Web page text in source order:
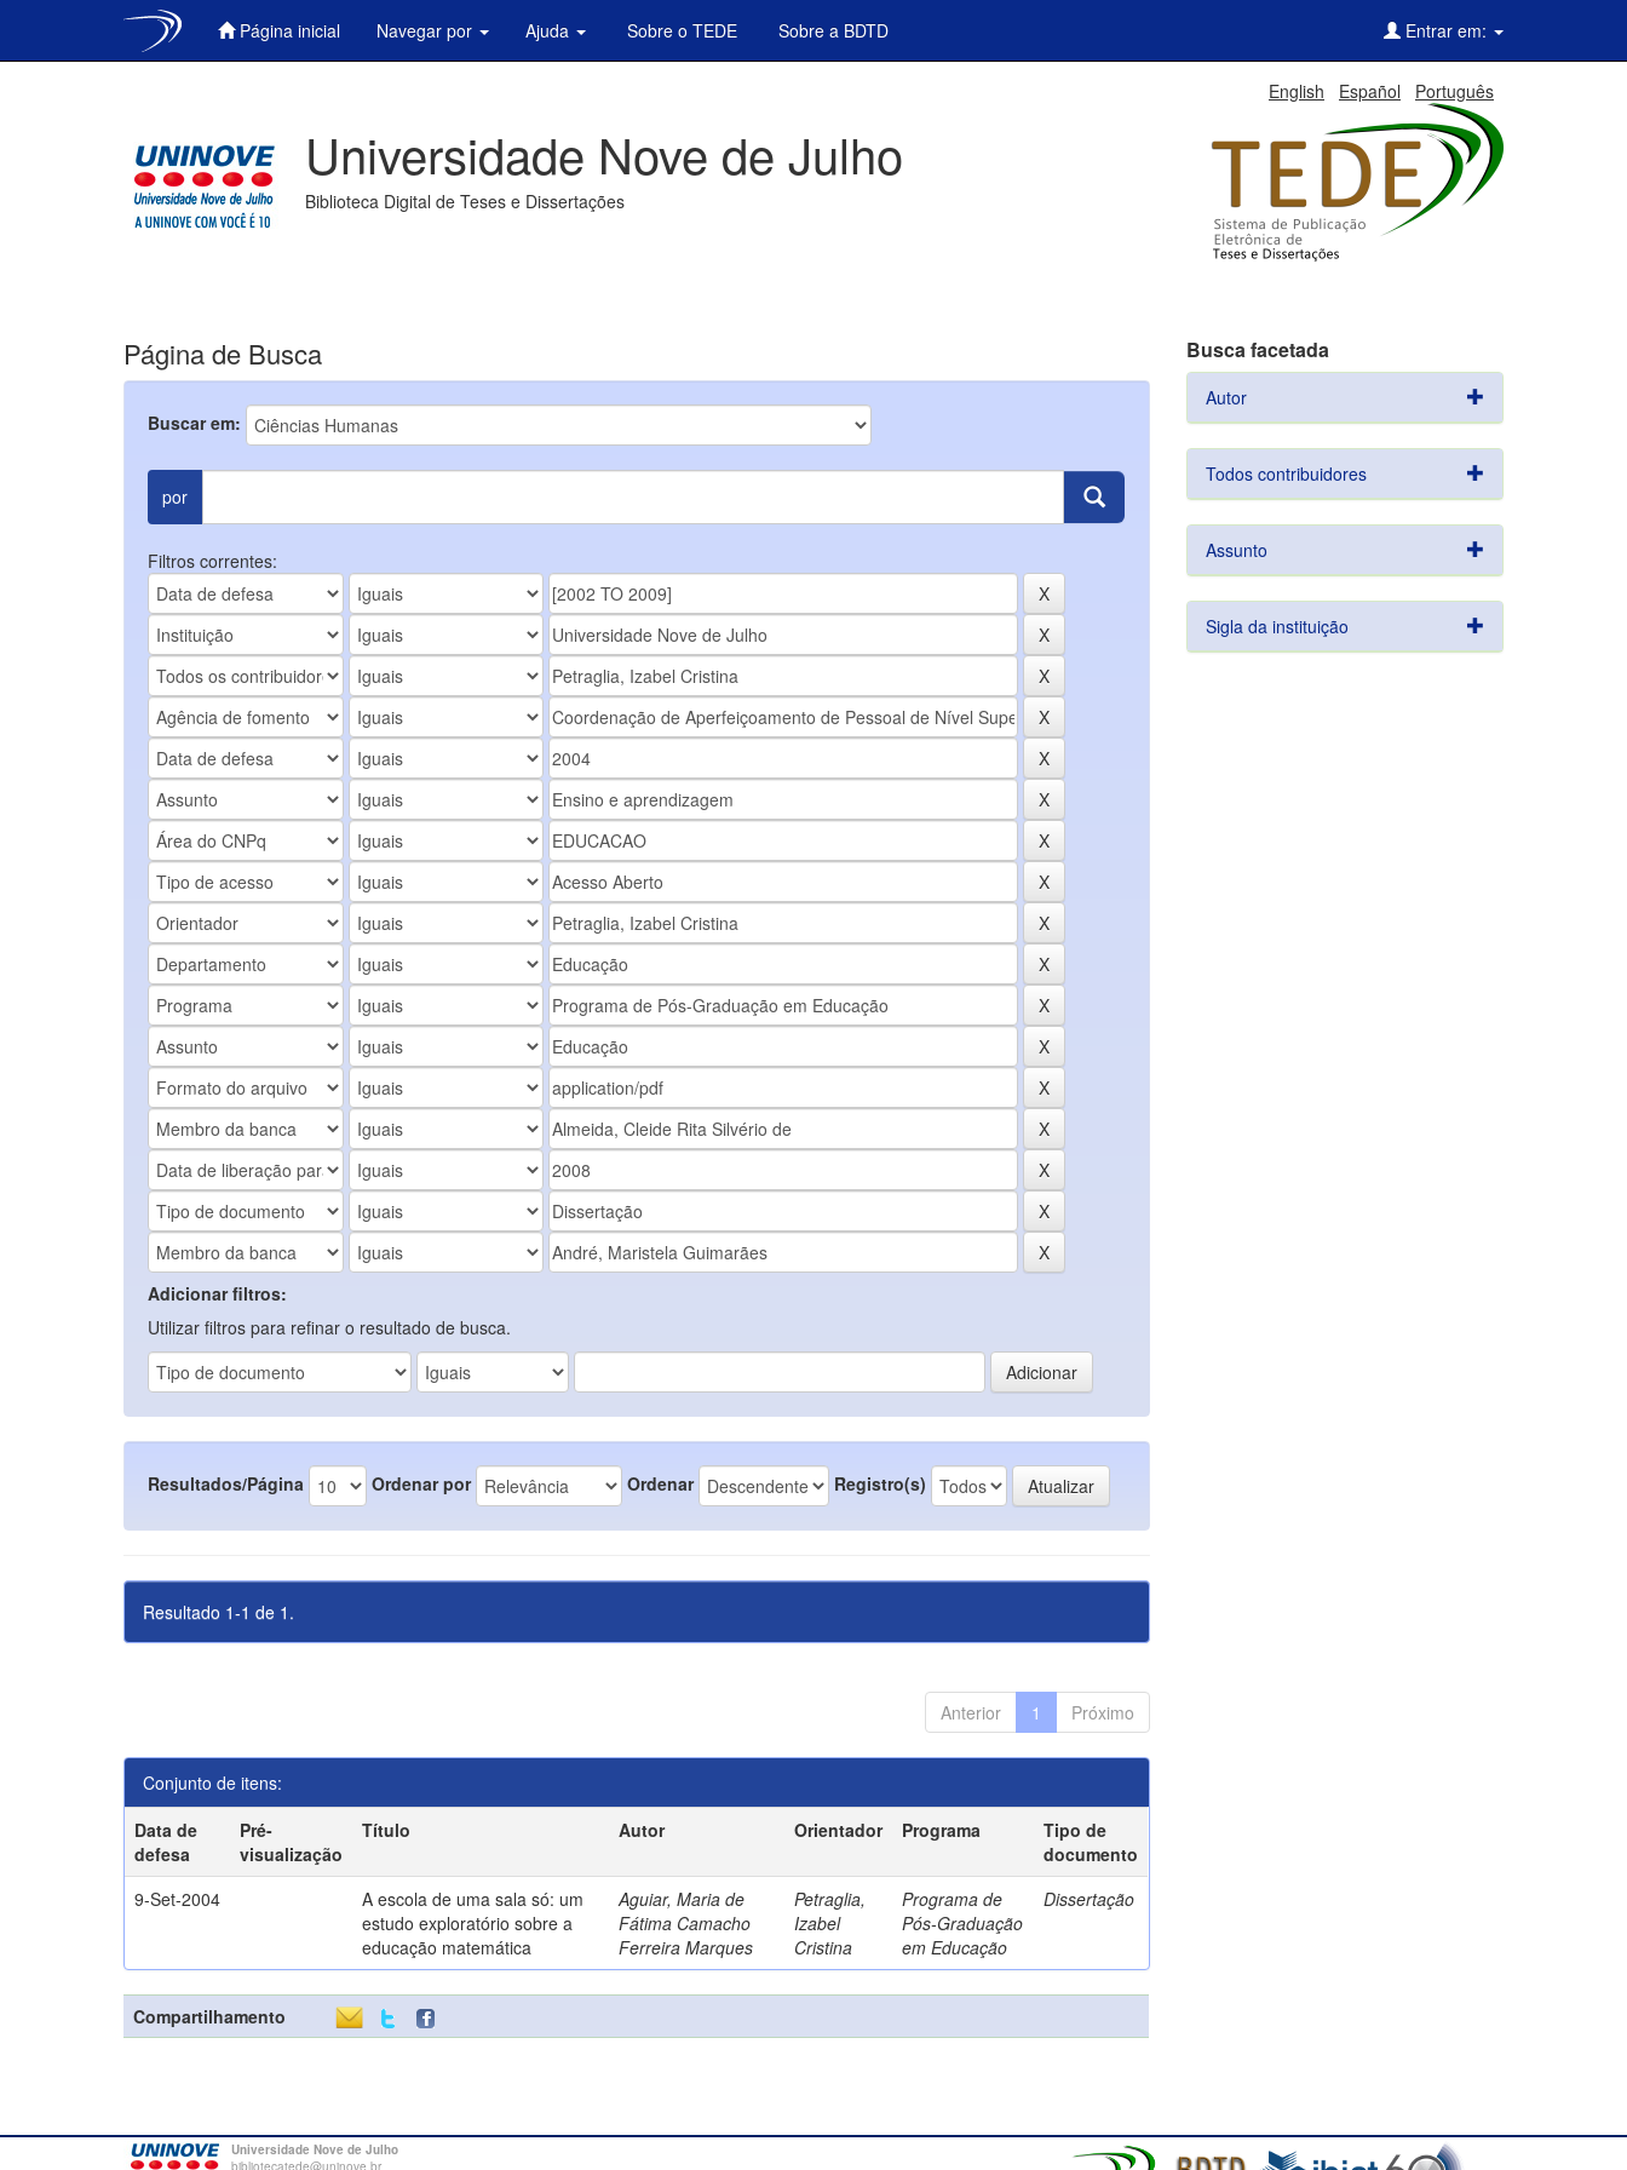
Página inicial Navegar por Ajuda Sobre o TEDE Sobre a BDTD Entrar em:
English Español Português
Universidade Nove de Julho
Biblioteca Digital de Teses e Dissertações
Página de Busca
Buscar em:
por
Filtros correntes:
Adicionar filtros:
Utilizar filtros para refinar o resultado de busca.
Resultados/Página Ordenar por Ordenar Registro(s)
Resultado 1-1 de 1.
Anterior 1 Próximo
Conjunto de itens:
Data de
defesa
Pré-
visualização
Título Autor Orientador Programa
Tipo de
documento
9-Set-2004
A escola de uma sala só: um
estudo exploratório sobre a
educação matemática
Aguiar, Maria de
Fátima Camacho
Ferreira Marques
Petraglia,
Izabel
Cristina
Programa de
Pós-Graduação
em Educação
Dissertação
Compartilhamento
Busca facetada
Autor
Todos contribuidores
Assunto
Sigla da instituição
Universidade Nove de Julho
bibliotecatede@uninove.br